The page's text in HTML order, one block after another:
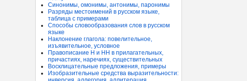
Синонимы, омонимы, антонимы, паронимы
Разряды местоимений в русском языке,
таблица с примерами
Способы словообразования слов в русском
языке
Наклонение глагола: повелительное,
изъявительное, условное
Правописание Н и НН в прилагательных,
причастиях, наречиях, существительных
Восклицательные предложения, примеры
Изобразительные средства выразительности: